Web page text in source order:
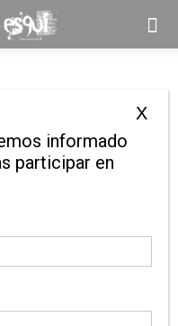
DE ESPAÑA
Y
España de...
informado
participar en
X